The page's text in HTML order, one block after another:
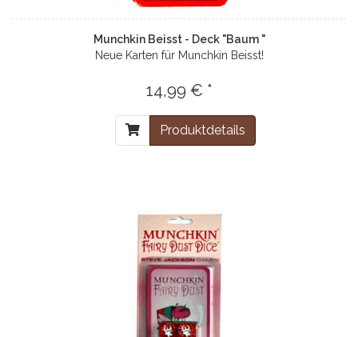
Munchkin Beisst - Deck "Baum "
Neue Karten für Munchkin Beisst!
14,99 € *
Produktdetails